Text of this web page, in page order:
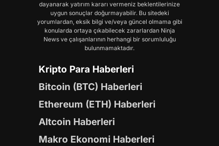
dayanarak yatırım kararı vermeniz beklentilerinize
uygun sonuçlar doğurmayabilir. Bu sitedeki
yorumlardan, eksik bilgi ve/veya güncel olmama gibi
konularda ortaya çıkabilecek zararlardan Ninja
News ve çalışanlarının herhangi bir sorumluluğu
bulunmamaktadır.
Kripto Para Haberleri
Bitcoin (BTC) Haberleri
Ethereum (ETH) Haberleri
Altcoin Haberleri
Makro Ekonomi Haberleri